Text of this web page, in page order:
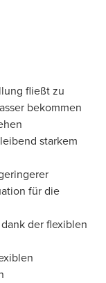
fließt zu
bekommen
starkem
für die
der flexiblen